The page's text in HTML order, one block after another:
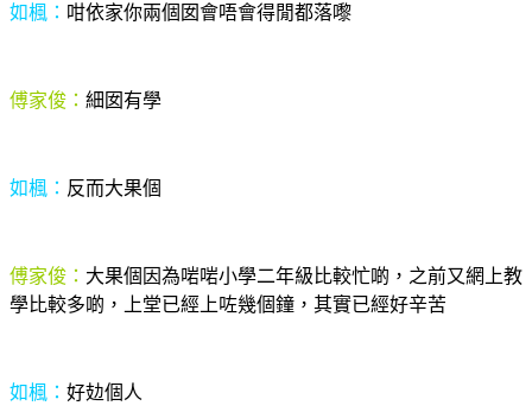
如楓： 咁依家你兩個囡會唔會得閒都落嚟
傅家俊： 細囡有學
如楓： 反而大果個
傅家俊： 大果個因為啱啱小學二年級比較忙啲，之前又網上教
學比較多啲，上堂已經上咗幾個鐘，其實已經好辛苦
如楓： 好攰個人